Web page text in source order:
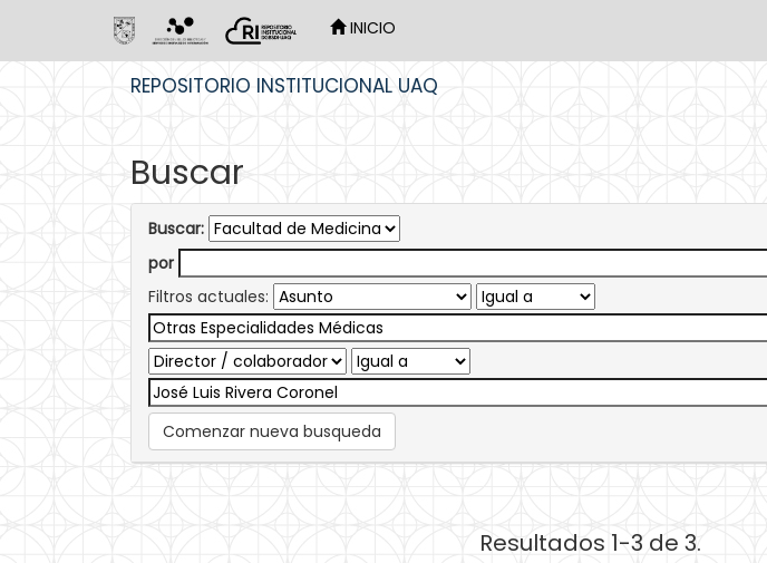
INICIO
REPOSITORIO INSTITUCIONAL UAQ
Buscar
Buscar:
por
Filtros actuales:
Comenzar nueva busqueda
Resultados 1-3 de 3.